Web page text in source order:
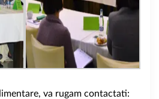
va rugam contactati: